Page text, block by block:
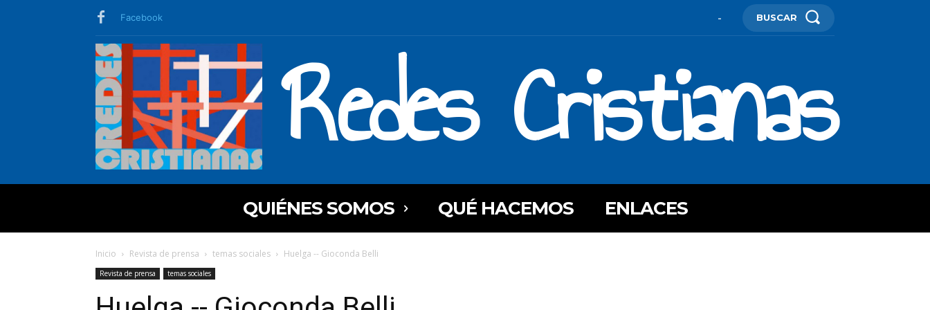
Facebook - BUSCAR
Redes Cristianas
QUIÉNES SOMOS QUÉ HACEMOS ENLACES
Inicio Revista de prensa temas sociales Huelga -- Gioconda Belli
Revista de prensa temas sociales